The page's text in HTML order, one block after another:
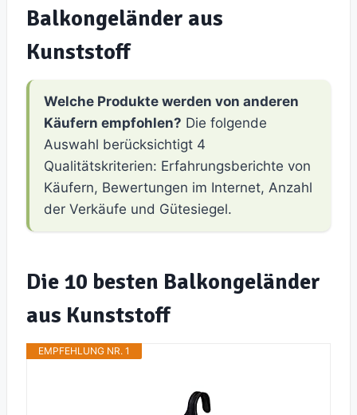
Balkongeländer aus
Kunststoff
Welche Produkte werden von anderen
Käufern empfohlen? Die folgende
Auswahl berücksichtigt 4
Qualitätskriterien: Erfahrungsberichte von
Käufern, Bewertungen im Internet, Anzahl
der Verkäufe und Gütesiegel.
Die 10 besten Balkongeländer
aus Kunststoff
EMPFEHLUNG NR. 1